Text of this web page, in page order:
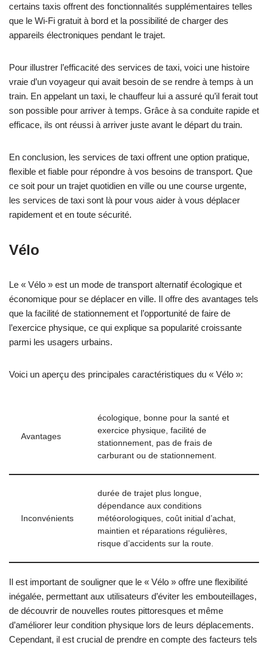
certains taxis offrent des fonctionnalités supplémentaires telles
que le Wi-Fi gratuit à bord et la possibilité de charger des
appareils électroniques pendant le trajet.
Pour illustrer l’efficacité des services de taxi, voici une histoire
vraie d’un voyageur qui avait besoin de se rendre à temps à un
train. En appelant un taxi, le chauffeur lui a assuré qu’il ferait tout
son possible pour arriver à temps. Grâce à sa conduite rapide et
efficace, ils ont réussi à arriver juste avant le départ du train.
En conclusion, les services de taxi offrent une option pratique,
flexible et fiable pour répondre à vos besoins de transport. Que
ce soit pour un trajet quotidien en ville ou une course urgente,
les services de taxi sont là pour vous aider à vous déplacer
rapidement et en toute sécurité.
Vélo
Le « Vélo » est un mode de transport alternatif écologique et
économique pour se déplacer en ville. Il offre des avantages tels
que la facilité de stationnement et l’opportunité de faire de
l’exercice physique, ce qui explique sa popularité croissante
parmi les usagers urbains.
Voici un aperçu des principales caractéristiques du « Vélo »:
Avantages
écologique, bonne pour la santé et
exercice physique, facilité de
stationnement, pas de frais de
carburant ou de stationnement.
Inconvénients
durée de trajet plus longue,
dépendance aux conditions
météorologiques, coût initial d’achat,
maintien et réparations régulières,
risque d’accidents sur la route.
Il est important de souligner que le « Vélo » offre une flexibilité
inégalée, permettant aux utilisateurs d’éviter les embouteillages,
de découvrir de nouvelles routes pittoresques et même
d’améliorer leur condition physique lors de leurs déplacements.
Cependant, il est crucial de prendre en compte des facteurs tels